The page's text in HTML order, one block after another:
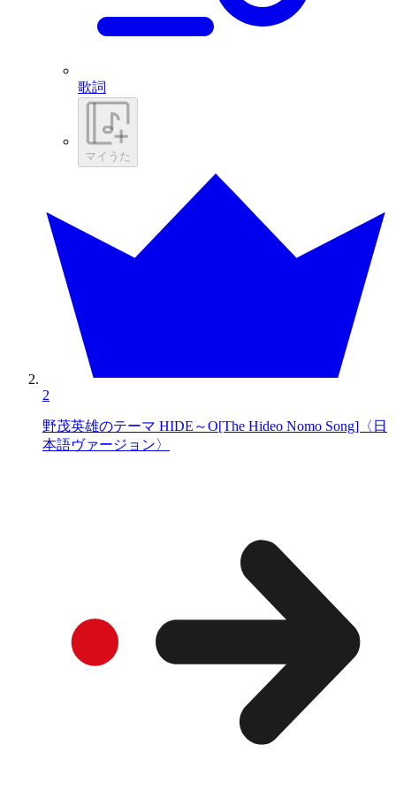
歌詞
マイうた
2
野茂英雄のテーマ HIDE～O[The Hideo Nomo Song]〈日
本語ヴァージョン〉